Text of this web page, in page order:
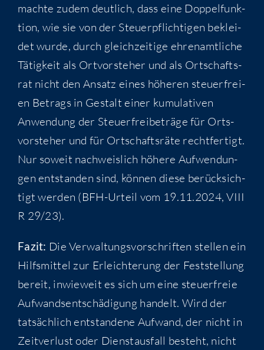
mach­te zudem deut­lich, dass eine Dop­pel­funk­
ti­on, wie sie von der Steu­er­pflich­ti­gen beklei­
det wur­de, durch gleich­zei­ti­ge ehren­amt­li­che
Tätig­keit als Ort­vor­ste­her und als Ort­schafts­
rat nicht den Ansatz eines höhe­ren steu­er­frei­
en Betrags in Gestalt einer kumu­la­ti­ven
Anwen­dung der Steu­er­frei­be­trä­ge für Orts­
vor­ste­her und für Ort­schafts­rä­te recht­fer­tigt.
Nur soweit nach­weis­lich höhe­re Auf­wen­dun­
gen ent­stan­den sind, kön­nen die­se berück­sich­
tigt wer­den (BFH-Urteil vom 19.11.2024, VIII
R 29/23).
Fazit: Die Ver­wal­tungs­vor­schrif­ten stel­len ein
Hilfs­mit­tel zur Erleich­te­rung der Fest­stel­lung
bereit, inwie­weit es sich um eine steu­er­freie
Auf­wands­ent­schä­di­gung han­delt. Wird der
tat­säch­lich ent­stan­de­ne Auf­wand, der nicht in
Zeit­ver­lust oder Dienst­aus­fall besteht, nicht